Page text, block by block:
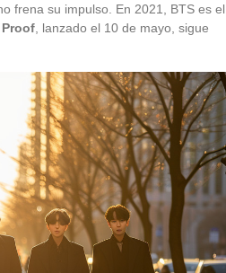
frena su impulso. En 2021, BTS es el
Proof , lanzado el 10 de mayo, sigue